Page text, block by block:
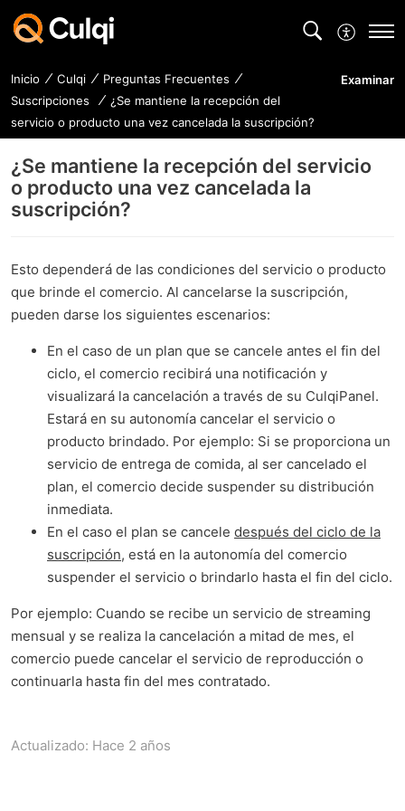
Inicio Culqi
Preguntas Frecuentes
Suscripciones
¿Se mantiene la recepción del
servicio o producto una vez cancelada la suscripción?
Examinar
¿Se mantiene la recepción del servicio
o producto una vez cancelada la
suscripción?
Esto dependerá de las condiciones del servicio o producto
que brinde el comercio. Al cancelarse la suscripción,
pueden darse los siguientes escenarios:
En el caso de un plan que se cancele antes el fin del
ciclo, el comercio recibirá una notificación y
visualizará la cancelación a través de su CulqiPanel.
Estará en su autonomía cancelar el servicio o
producto brindado. Por ejemplo: Si se proporciona un
servicio de entrega de comida, al ser cancelado el
plan, el comercio decide suspender su distribución
inmediata.
En el caso el plan se cancele después del ciclo de la
suscripción, está en la autonomía del comercio
suspender el servicio o brindarlo hasta el fin del ciclo.
Por ejemplo: Cuando se recibe un servicio de streaming
mensual y se realiza la cancelación a mitad de mes, el
comercio puede cancelar el servicio de reproducción o
continuarla hasta fin del mes contratado.
Actualizado: Hace 2 años